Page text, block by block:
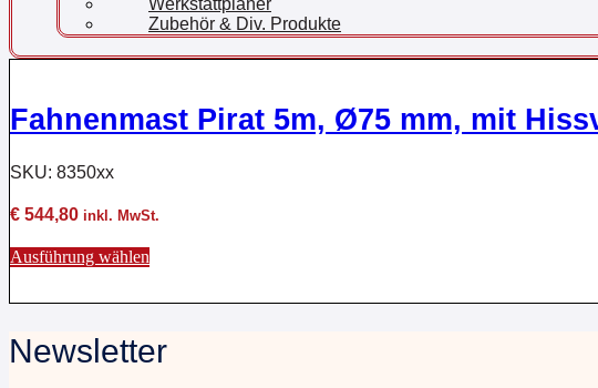
Werkstattplaner
Zubehör & Div. Produkte
Fahnenmast Pirat 5m, Ø75 mm, mit
SKU: 8350xx
€ 544,80 inkl. MwSt.
Ausführung wählen
auf.
Newsletter